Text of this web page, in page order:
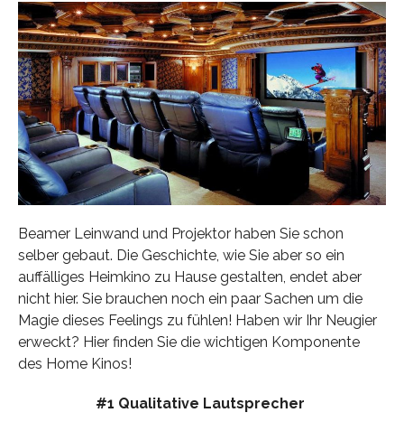
Beamer Leinwand und Projektor haben Sie schon
selber gebaut. Die Geschichte, wie Sie aber so ein
auffälliges Heimkino zu Hause gestalten, endet aber
nicht hier. Sie brauchen noch ein paar Sachen um die
Magie dieses Feelings zu fühlen! Haben wir Ihr Neugier
erweckt? Hier finden Sie die wichtigen Komponente
des Home Kinos!
#1 Qualitative Lautsprecher